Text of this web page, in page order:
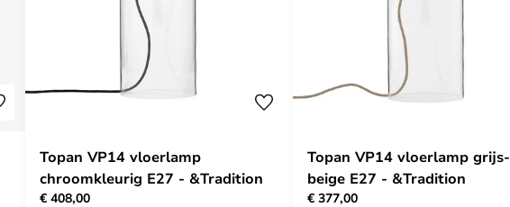
Topan VP14 vloerlamp
chroomkleurig E27 - &Tradition
€ 408,00
Topan VP14 vloerlamp grijs-
beige E27 - &Tradition
€ 377,00